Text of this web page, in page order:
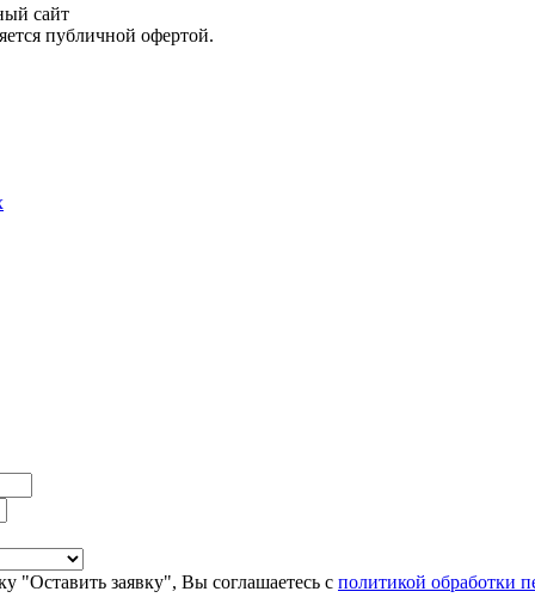
сайт
публичной офертой.
"Оставить заявку", Вы соглашаетесь с политикой обработки